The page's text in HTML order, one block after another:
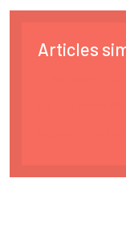
Articles